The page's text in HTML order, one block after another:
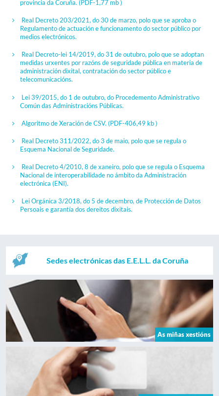
provincia da Coruña. (PDF-1,77 mb )
Real Decreto 203/2021, do 30 de marzo, polo que se aproba o
Regulamento de actuación e funcionamento do sector público por
medios electrónicos.
Real Decreto-lei 14/2019, do 31 de outubro, polo que se adoptan
medidas urxentes por razóns de seguridade pública en materia de
administración dixital, contratación do sector público e
telecomunicacións.
Lei 39/2015, do 1 de outubro, do Procedemento Administrativo
Común das Administracións Públicas.
Algoritmo de Xeración de CSV. (PDF-406,49 kb )
Real Decreto 311/2022, do 3 de maio, polo que se regula o
Esquema Nacional de Seguridade.
Real Decreto 4/2010, 8 de xaneiro, polo que se regula o Esquema
Nacional de interoperabilidade no ámbito da Administración
electrónica (ENI).
Lei Orgánica 3/2018, do 5 de decembro, de Protección de Datos
Persoais e garantía dos dereitos dixitais.
Sedes electrónicas das E.E.L.L. da Coruña
As miñas xestións